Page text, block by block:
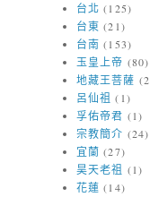
台北 (125)
台東 (21)
台南 (153)
玉皇上帝 (80)
地藏王菩薩
呂仙祖 (1)
孚佑帝君 (1)
宗教簡介 (24)
宜蘭 (27)
昊天老祖 (1)
花蓮 (14)